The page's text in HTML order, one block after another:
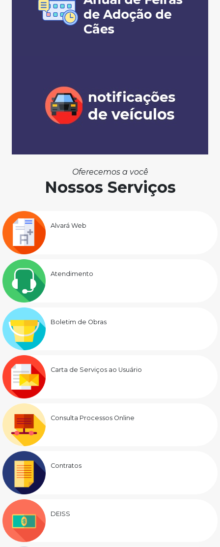
Oferecemos a você
Nossos Serviços
Alvará Web
Atendimento
Boletim de Obras
Carta de Serviços ao Usuário
Consulta Processos Online
Contratos
DEISS